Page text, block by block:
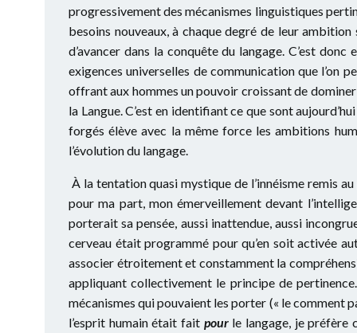
progressivement des mécanismes linguistiques
besoins nouveaux, à chaque degré de leur
d’avancer dans la conquête du langage. C’est
exigences universelles de communication que l’on
offrant aux hommes un pouvoir croissant de
la Langue. C’est en identifiant ce que sont
forgés élève avec la même force les ambitions
l’évolution du langage.
À la tentation quasi mystique de l’innéisme remis
pour ma part, mon émerveillement devant
porterait sa pensée, aussi inattendue, aussi
cerveau était programmé pour qu’en soit activée
associer étroitement et constamment la
appliquant collectivement le principe de
mécanismes qui pouvaient les porter (« le comment
l’esprit humain était fait pour le langage, je préfère